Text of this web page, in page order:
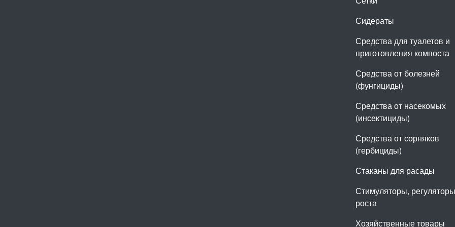
Сидераты
Средства для туалетов и
приготовления компоста
Средства от болезней
(фунгициды)
Средства от насекомых
(инсектициды)
Средства от сорняков
(гербициды)
Стаканы для расады
Стимуляторы, регуляторы
роста
Хозяйственные товары